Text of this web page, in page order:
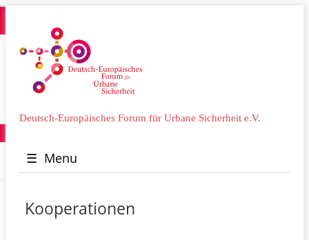
Deutsch-Europäisches Forum für Urbane Sicherheit e.V.
☰ Menu
Kooperationen